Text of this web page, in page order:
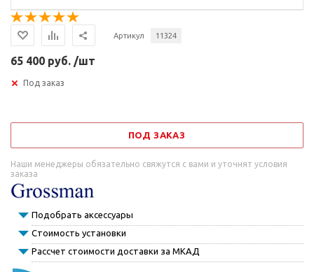
Артикул 11324
65 400 руб. /шт
Под заказ
ПОД ЗАКАЗ
Наши менеджеры обязательно свяжутся с вами и уточнят условия
заказа
Подобрать аксессуары
Стоимость установки
Рассчет стоимости доставки за МКАД